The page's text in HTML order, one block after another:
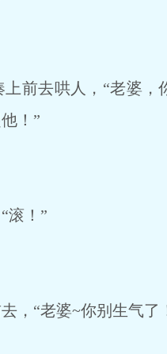
前去哄人，“老婆，
！”
滚！”
，“老婆~你别生气了